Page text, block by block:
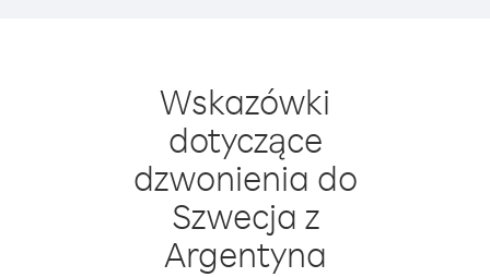
Wskazówki
dotyczące
dzwonienia do
Szwecja z
Argentyna